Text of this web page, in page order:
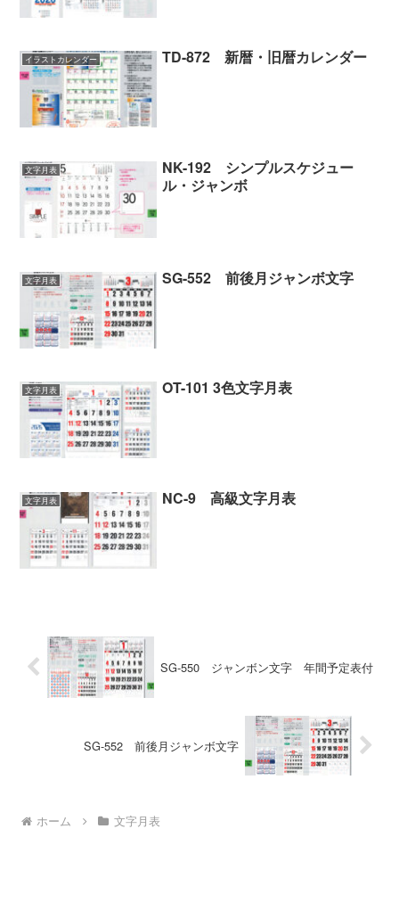
イラストカレンダー TD-872 新暦・旧暦カレンダー
文字月表
NK-192 シンプルスケジュー
ル・ジャンボ
文字月表 SG-552 前後月ジャンボ文字
文字月表 OT-101 3色文字月表
文字月表 NC-9 高級文字月表
SG-550 ジャンボン文字 年間予定表付
SG-552 前後月ジャンボ文字
ホーム 文字月表